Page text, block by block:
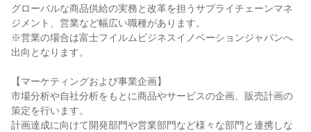
グローバルな商品供給の実務と改革を担うサプライチェーンマネ
ジメント、営業など幅広い職種があります。
※営業の場合は富士フイルムビジネスイノベーションジャパンへ
出向となります。
【マーケティングおよび事業企画】
市場分析や自社分析をもとに商品やサービスの企画、販売計画の
策定を行います。
計画達成に向けて開発部門や営業部門など様々な部門と連携しな